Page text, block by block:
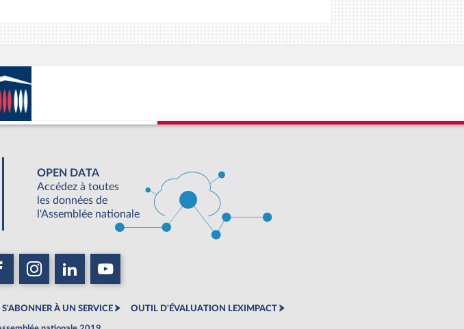
OPEN DATA
Accédez à toutes
les données de
l'Assemblée nationale
S'ABONNER À UN SERVICE OUTIL D'ÉVALUATION LEXIMPACT